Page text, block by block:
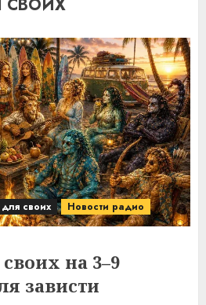
СВОИХ
своих Новости радио
на 3–9
зависти